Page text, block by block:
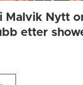
Malvik Nytt
etter